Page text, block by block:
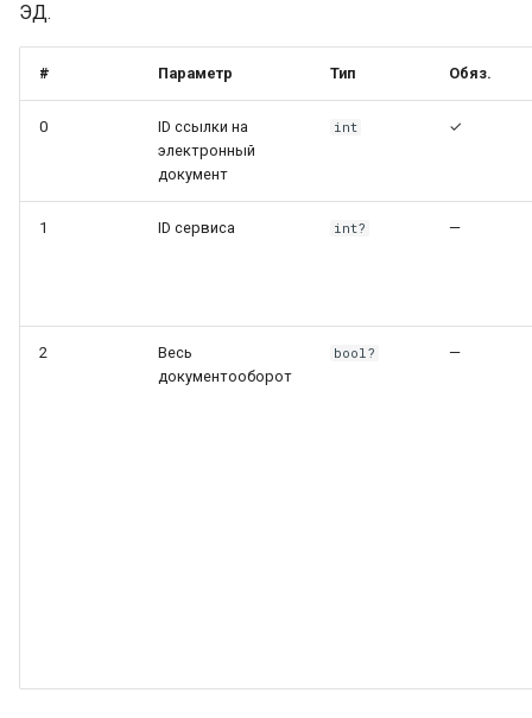
ЭД.
# Параметр Тип Обяз.
0
ID ссылки на
электронный
документ
int ✓
1 ID сервиса int? —
2
Весь
документооборот
bool? —